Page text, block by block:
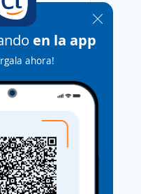
en la app
ahora!